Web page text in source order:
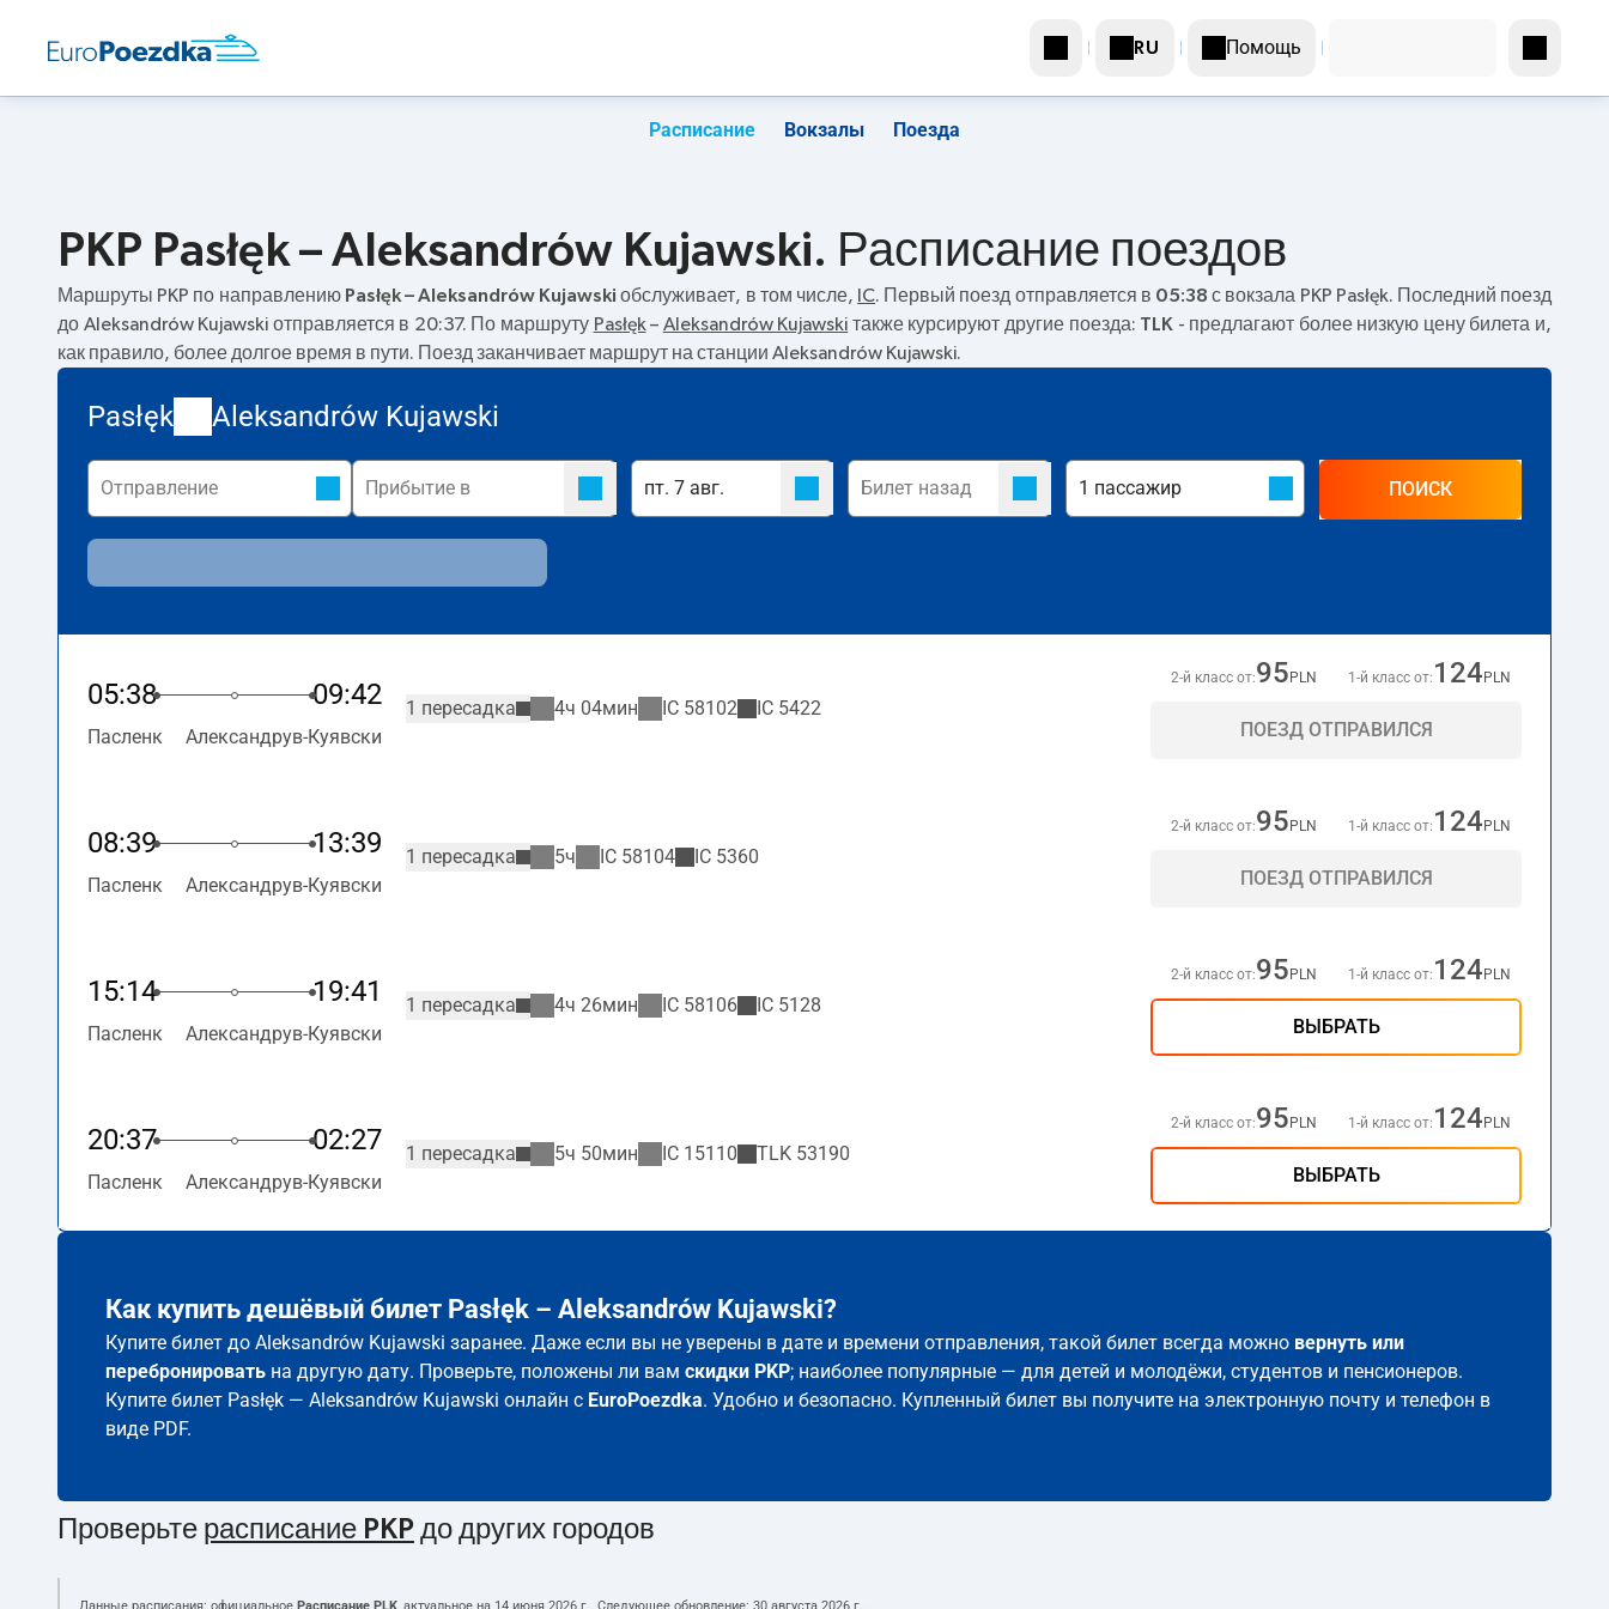
RU Помощь
Расписание Вокзалы Поезда
PKP Pasłęk – Aleksandrów Kujawski. Расписание поездов
Маршруты PKP по направлению Pasłęk – Aleksandrów Kujawski обслуживает, в том числе, IC. Первый поезд отправляется в 05:38 с вокзала PKP Pasłęk. Последний поезд
до Aleksandrów Kujawski отправляется в 20:37. По маршруту Pasłęk – Aleksandrów Kujawski также курсируют другие поезда: TLK - предлагают более низкую цену билета и,
как правило, более долгое время в пути. Поезд заканчивает маршрут на станции Aleksandrów Kujawski.
Pasłęk Aleksandrów Kujawski
ПОИСК
05:38 09:42
Пасленк Александрув-Куявски
1 пересадка 4ч 04мин IC 58102 IC 5422
2-й класс от:95 PLN 1-й класс от: 124 PLN
ПОЕЗД ОТПРАВИЛСЯ
08:39 13:39
Пасленк Александрув-Куявски
1 пересадка 5ч IC 58104 IC 5360
2-й класс от:95 PLN 1-й класс от: 124 PLN
ПОЕЗД ОТПРАВИЛСЯ
15:14 19:41
Пасленк Александрув-Куявски
1 пересадка 4ч 26мин IC 58106 IC 5128
2-й класс от:95 PLN 1-й класс от: 124 PLN
ВЫБРАТЬ
20:37 02:27
Пасленк Александрув-Куявски
1 пересадка 5ч 50мин IC 15110 TLK 53190
2-й класс от:95 PLN 1-й класс от: 124 PLN
ВЫБРАТЬ
Как купить дешёвый билет Pasłęk – Aleksandrów Kujawski?
Купите билет до Aleksandrów Kujawski заранее. Даже если вы не уверены в дате и времени отправления, такой билет всегда можно вернуть или
перебронировать на другую дату. Проверьте, положены ли вам скидки PKP; наиболее популярные — для детей и молодёжи, студентов и пенсионеров.
Купите билет Pasłęk — Aleksandrów Kujawski онлайн с EuroPoezdka. Удобно и безопасно. Купленный билет вы получите на электронную почту и телефон в
виде PDF.
Проверьте расписание PKP до других городов